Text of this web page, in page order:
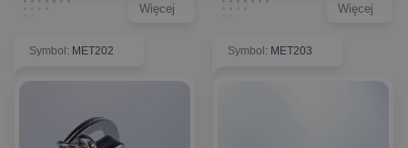
Więcej Więcej
Symbol: MET202 Symbol: MET203